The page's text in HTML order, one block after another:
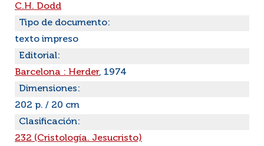
C.H. Dodd
Tipo de documento:
texto impreso
Editorial:
Barcelona : Herder, 1974
Dimensiones:
202 p. / 20 cm
Clasificación:
232 (Cristología. Jesucristo)